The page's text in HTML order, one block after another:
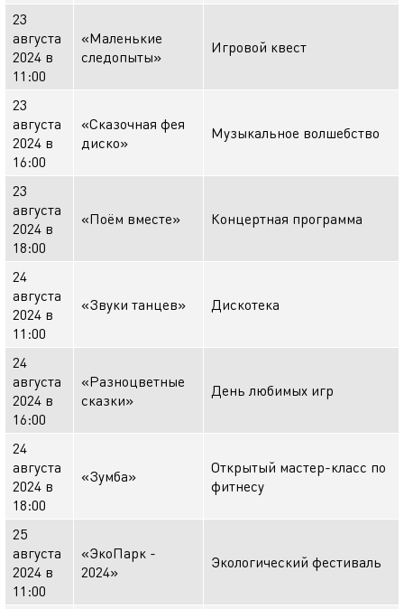
23
августа
2024 в
11:00
«Маленькие
следопыты»
Игровой квест
23
августа
2024 в
16:00
«Сказочная фея
диско»
Музыкальное волшебство
23
августа
2024 в
18:00
«Поём вместе» Концертная программа
24
августа
2024 в
11:00
«Звуки танцев» Дискотека
24
августа
2024 в
16:00
«Разноцветные
сказки»
День любимых игр
24
августа
2024 в
18:00
«Зумба»
Открытый мастер-класс по
фитнесу
25
августа
2024 в
11:00
«ЭкоПарк -
2024»
Экологический фестиваль